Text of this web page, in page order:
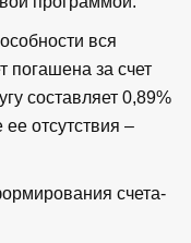
вся
погашена за счет
составляет 0,89%
отсутствия –
счета-